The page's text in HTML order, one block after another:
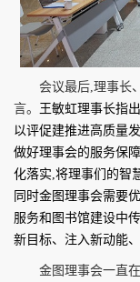
会议最后,理事长
言。
王敏虹理事长指
以评促建推进高质量
做好理事会的服务保
化落实,将理事们的智
同时金图理事会需要
服务和图书馆建设中
新目标、注入新动能
金图理事会一直